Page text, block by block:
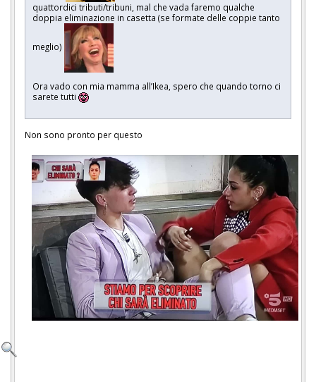
quattordici tributi/tribuni, mal che vada faremo qualche
doppia eliminazione in casetta (se formate delle coppie tanto
meglio)
Ora vado con mia mamma all’Ikea, spero che quando torno ci
sarete tutti
Non sono pronto per questo